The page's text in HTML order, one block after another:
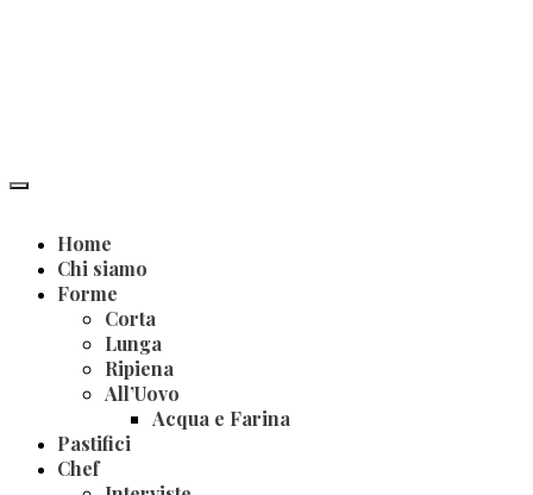
Home
Chi siamo
Forme
Corta
Lunga
Ripiena
All’Uovo
Acqua e Farina
Pastifici
Chef